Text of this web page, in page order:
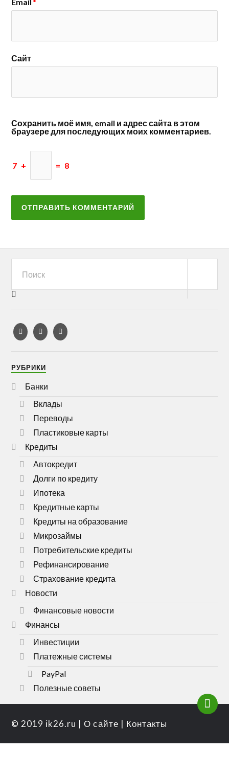
Сайт
Сохранить моё имя, email и адрес сайта в этом
браузере для последующих моих комментариев.
7 + = 8
РУБРИКИ
Банки
Вклады
Переводы
Пластиковые карты
Кредиты
Автокредит
Долги по кредиту
Ипотека
Кредитные карты
Кредиты на образование
Микрозаймы
Потребительские кредиты
Рефинансирование
Страхование кредита
Новости
Финансовые новости
Финансы
Инвестиции
Платежные системы
PayPal
Полезные советы
© 2019 ik26.ru |О сайте | Контакты